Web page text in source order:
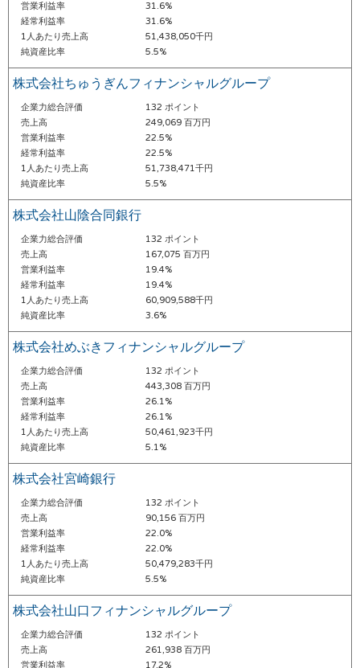
営業利益率
31.6%
経常利益率
31.6%
1人あたり売上高
51,438,050千円
純資産比率
5.5%
株式会社ちゅうぎんフィナンシャルグループ
企業力総合評価
132 ポイント
売上高
249,069 百万円
営業利益率
22.5%
経常利益率
22.5%
1人あたり売上高
51,738,471千円
純資産比率
5.5%
株式会社山陰合同銀行
企業力総合評価
132 ポイント
売上高
167,075 百万円
営業利益率
19.4%
経常利益率
19.4%
1人あたり売上高
60,909,588千円
純資産比率
3.6%
株式会社めぶきフィナンシャルグループ
企業力総合評価
132 ポイント
売上高
443,308 百万円
営業利益率
26.1%
経常利益率
26.1%
1人あたり売上高
50,461,923千円
純資産比率
5.1%
株式会社宮崎銀行
企業力総合評価
132 ポイント
売上高
90,156 百万円
営業利益率
22.0%
経常利益率
22.0%
1人あたり売上高
50,479,283千円
純資産比率
5.5%
株式会社山口フィナンシャルグループ
企業力総合評価
132 ポイント
売上高
261,938 百万円
営業利益率
17.2%